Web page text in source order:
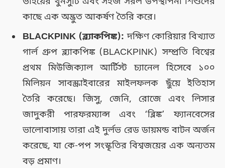
কাছে এক অদ্ভুত আকর্ষণ তৈরি করে।
BLACKPINK (ব্ল্যাকপিঙ্ক): দক্ষিণ কোরিয়ার বিখ্যাত
গার্ল গ্রুপ ব্ল্যাকপিঙ্ক (BLACKPINK) সম্প্রতি বিশ্বের
প্রথম মিউজিক্যাল আর্টিস্ট চ্যানেল হিসেবে ১০০
মিলিয়ন সাবস্ক্রাইবারের মাইলফলক ছুঁয়ে ইতিহাস
তৈরি করেছে। জিসু, জেনি, রোজে এবং লিসার
জাদুকরী পারফরম্যান্স এবং ‘ব্লিঙ্ক’ ফ্যানবেসের
ভালোবাসায় তারা এই দুর্লভ রেড ডায়মন্ড বাটন অর্জন
করেছে, যা কে-পপ সংস্কৃতির বিশ্বজয়ের এক অন্যতম
বড় প্রমাণ।